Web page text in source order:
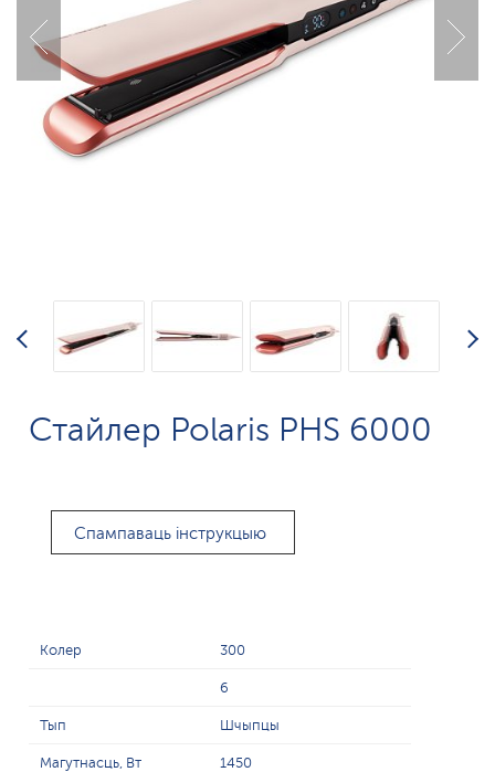
Стайлер Polaris PHS 6000
Спампаваць інструкцыю
Колер 300
6
Тып Шчыпцы
Магутнасць, Вт 1450